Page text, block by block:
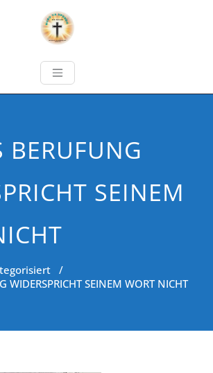
BERUFUNG
SEINEM
/
WIDERSPRICHT SEINEM WORT NICHT